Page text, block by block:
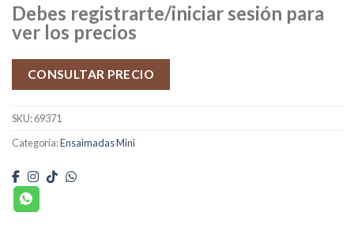
Debes registrarte/iniciar sesión para
ver los precios
CONSULTAR PRECIO
SKU:69371
Categoría:Ensaimadas Mini